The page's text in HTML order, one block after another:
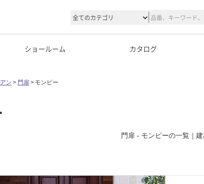
ショールーム カタログ
ン 門扉 モンピー
門扉 - モンピーの一覧｜